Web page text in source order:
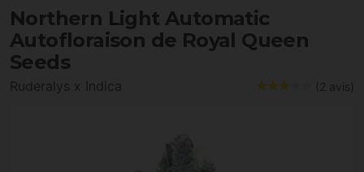
Northern Light Automatic
Autofloraison de Royal Queen
Seeds
Ruderalys x Indica (2 avis)